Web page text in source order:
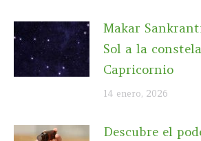
Makar
Sol a la
Capricornio
14 enero, 2026
Descubre el